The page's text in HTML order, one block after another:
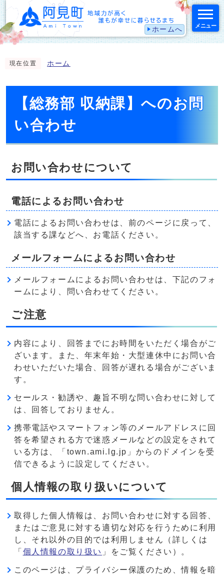
ホームへ メニュー
現在位置 ホーム
【総務部 収納課】へのお問
い合わせ
お問い合わせについて
電話によるお問い合わせ
電話によるお問い合わせは、前のページに戻って、
該当する課などへ、お電話ください。
メールフォームによるお問い合わせ
メールフォームによるお問い合わせは、下記のフォ
ームにより、問い合わせてください。
ご注意
内容により、回答までにお時間をいただく場合がご
ざいます。また、年末年始・大型連休中にお問い合
わせいただいた場合、回答が遅れる場合がございま
す。
セールス・勧誘や、趣旨不明な問い合わせに対して
は、回答しておりません。
携帯電話やスマートフォン等のメールアドレスに回
答を希望される方で迷惑メールなどの設定をされて
いる方は、「town.ami.lg.jp」からのドメインを受
信できるように設定してください。
個人情報の取り扱いについて
取得した個人情報は、お問い合わせに対する回答、
またはご意見に対する適切な対応を行うために利用
し、それ以外の目的では利用しません（詳しくは
「 個人情報の取り扱い 」をご覧ください）。
このページは、プライバシー保護のため、情報を暗